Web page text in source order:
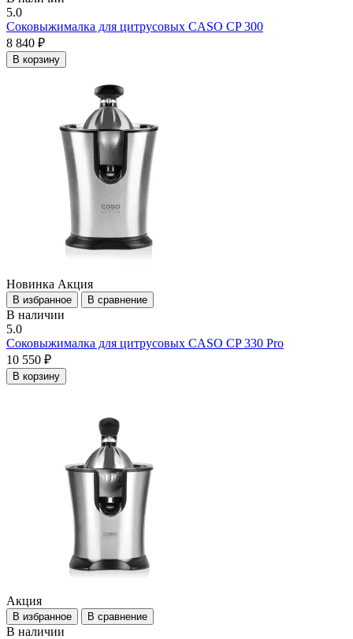
5.0
Соковыжималка для цитрусовых CASO CP 300
8 840 ₽
В корзину
Новинка Акция
В избранное В сравнение
В наличии
5.0
Соковыжималка для цитрусовых CASO CP 330 Pro
10 550 ₽
В корзину
Акция
В избранное В сравнение
В наличии